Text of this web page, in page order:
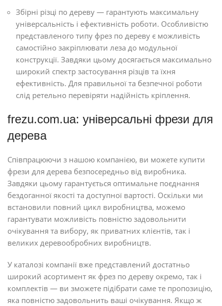
Збірні різці по дереву — гарантують максимальну
універсальність і ефективність роботи. Особливістю
представленого типу фрез по дереву є можливість
самостійно закріплювати леза до модульної
конструкції. Завдяки цьому досягається максимально
широкий спектр застосування різців та їхня
ефективність. Для правильної та безпечної роботи
слід ретельно перевіряти надійність кріплення.
frezu.com.ua: універсальні фрези для
дерева
Співпрацюючи з нашою компанією, ви можете купити
фрези для дерева безпосередньо від виробника.
Завдяки цьому гарантується оптимальне поєднання
бездоганної якості та доступної вартості. Оскільки ми
встановили повний цикл виробництва, можемо
гарантувати можливість повністю задовольнити
очікування та вибору, як приватних клієнтів, так і
великих деревообробних виробництв.
У каталозі компанії вже представлений достатньо
широкий асортимент як фрез по дереву окремо, так і
комплектів — ви зможете підібрати саме те пропозицію,
яка повністю задовольнить ваші очікування. Якщо ж